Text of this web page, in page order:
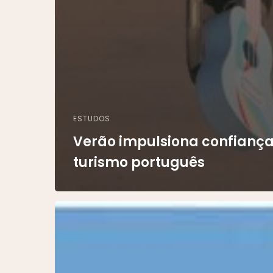
ESTUDOS
Verão impulsiona
turismo português